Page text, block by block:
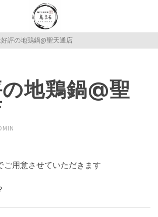
好評の地鶏鍋@聖天通店
地鶏鍋@聖
ご用意させていただきます